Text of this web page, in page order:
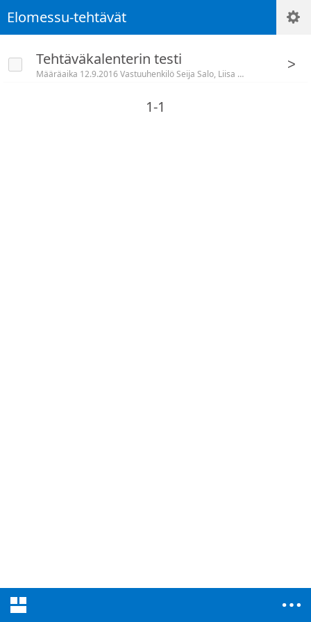
Elomessu-tehtävät
Tehtäväkalenterin testi
Määräaika 12.9.2016 Vastuuhenkilö Seija Salo, Liisa Siivola
>
1-1